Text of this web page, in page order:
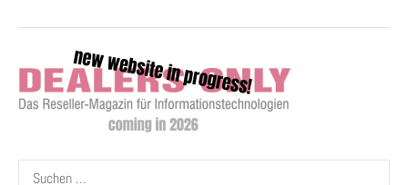
Suchen